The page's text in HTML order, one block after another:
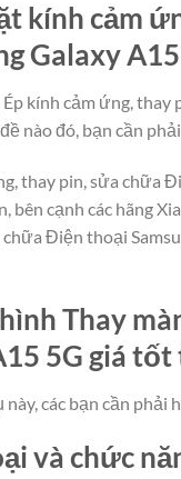
kính cảm
Galaxy
kính cảm ứng,
nào đó, bạn cần
thay pin, sửa chữa
cạnh các hãng
chữa Điện thoại
Thay
5G giá
các bạn cần phải
và chức